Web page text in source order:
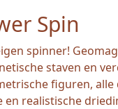
Spin
spinner!
staven en
figuren,
realistische